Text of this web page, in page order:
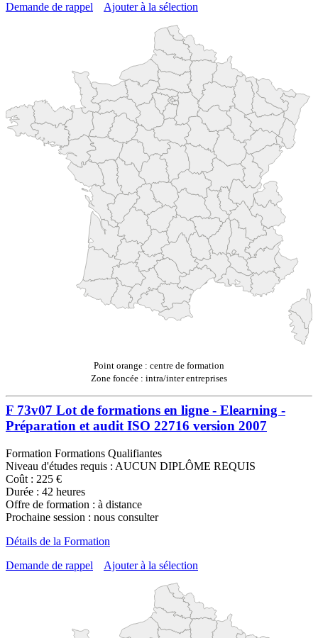
Demande de rappel
Ajouter à la sélection
Point orange : centre de formation
Zone foncée : intra/inter entreprises
F 73v07 Lot de formations en ligne - Elearning -
Préparation et audit ISO 22716 version 2007
Formation Formations Qualifiantes
Niveau d'études requis : AUCUN DIPLÔME REQUIS
Coût : 225 €
Durée : 42 heures
Offre de formation : à distance
Prochaine session : nous consulter
Détails de la Formation
Demande de rappel
Ajouter à la sélection